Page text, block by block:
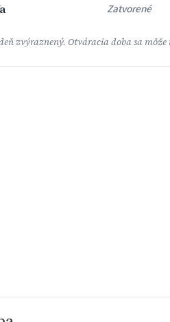
Zatvorené
zvýraznený. Otváracia doba sa